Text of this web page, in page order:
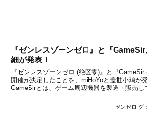
『ゼンレスゾーンゼロ』と『
細が発表！
『ゼンレスゾーンゼロ (绝区零)』と『
開催が決定したことを、miHoYoと盖世小鸡が
GameSirとは、ゲーム周辺機器を製造・販売し
ングブランドです。今回のコラボによって、
ゼンゼロ グ